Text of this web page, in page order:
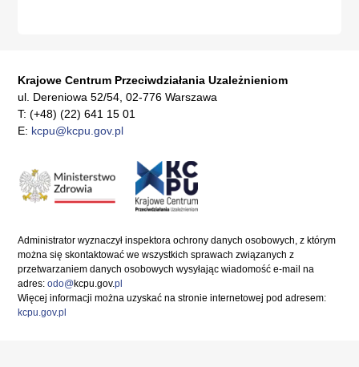
Krajowe Centrum Przeciwdziałania Uzależnieniom
ul. Dereniowa 52/54, 02-776 Warszawa
T: (+48) (22) 641 15 01
E: kcpu@kcpu.gov.pl
Administrator wyznaczył inspektora ochrony danych osobowych, z którym
można się skontaktować we wszystkich sprawach związanych z
przetwarzaniem danych osobowych wysyłając wiadomość e-mail na
adres:odo@kcpu.gov.pl
Więcej informacji można uzyskać na stronie internetowej pod adresem:
kcpu.gov.pl